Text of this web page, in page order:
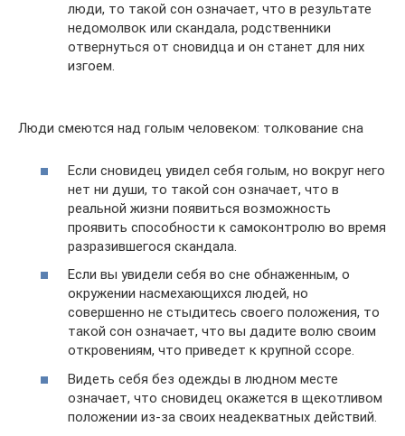
люди, то такой сон означает, что в результате
недомолвок или скандала, родственники
отвернуться от сновидца и он станет для них
изгоем.
Люди смеются над голым человеком: толкование сна
Если сновидец увидел себя голым, но вокруг него
нет ни души, то такой сон означает, что в
реальной жизни появиться возможность
проявить способности к самоконтролю во время
разразившегося скандала.
Если вы увидели себя во сне обнаженным, о
окружении насмехающихся людей, но
совершенно не стыдитесь своего положения, то
такой сон означает, что вы дадите волю своим
откровениям, что приведет к крупной ссоре.
Видеть себя без одежды в людном месте
означает, что сновидец окажется в щекотливом
положении из-за своих неадекватных действий.